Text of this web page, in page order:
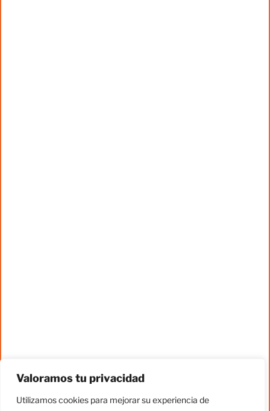
Valoramos tu privacidad
Utilizamos cookies para mejorar su experiencia de